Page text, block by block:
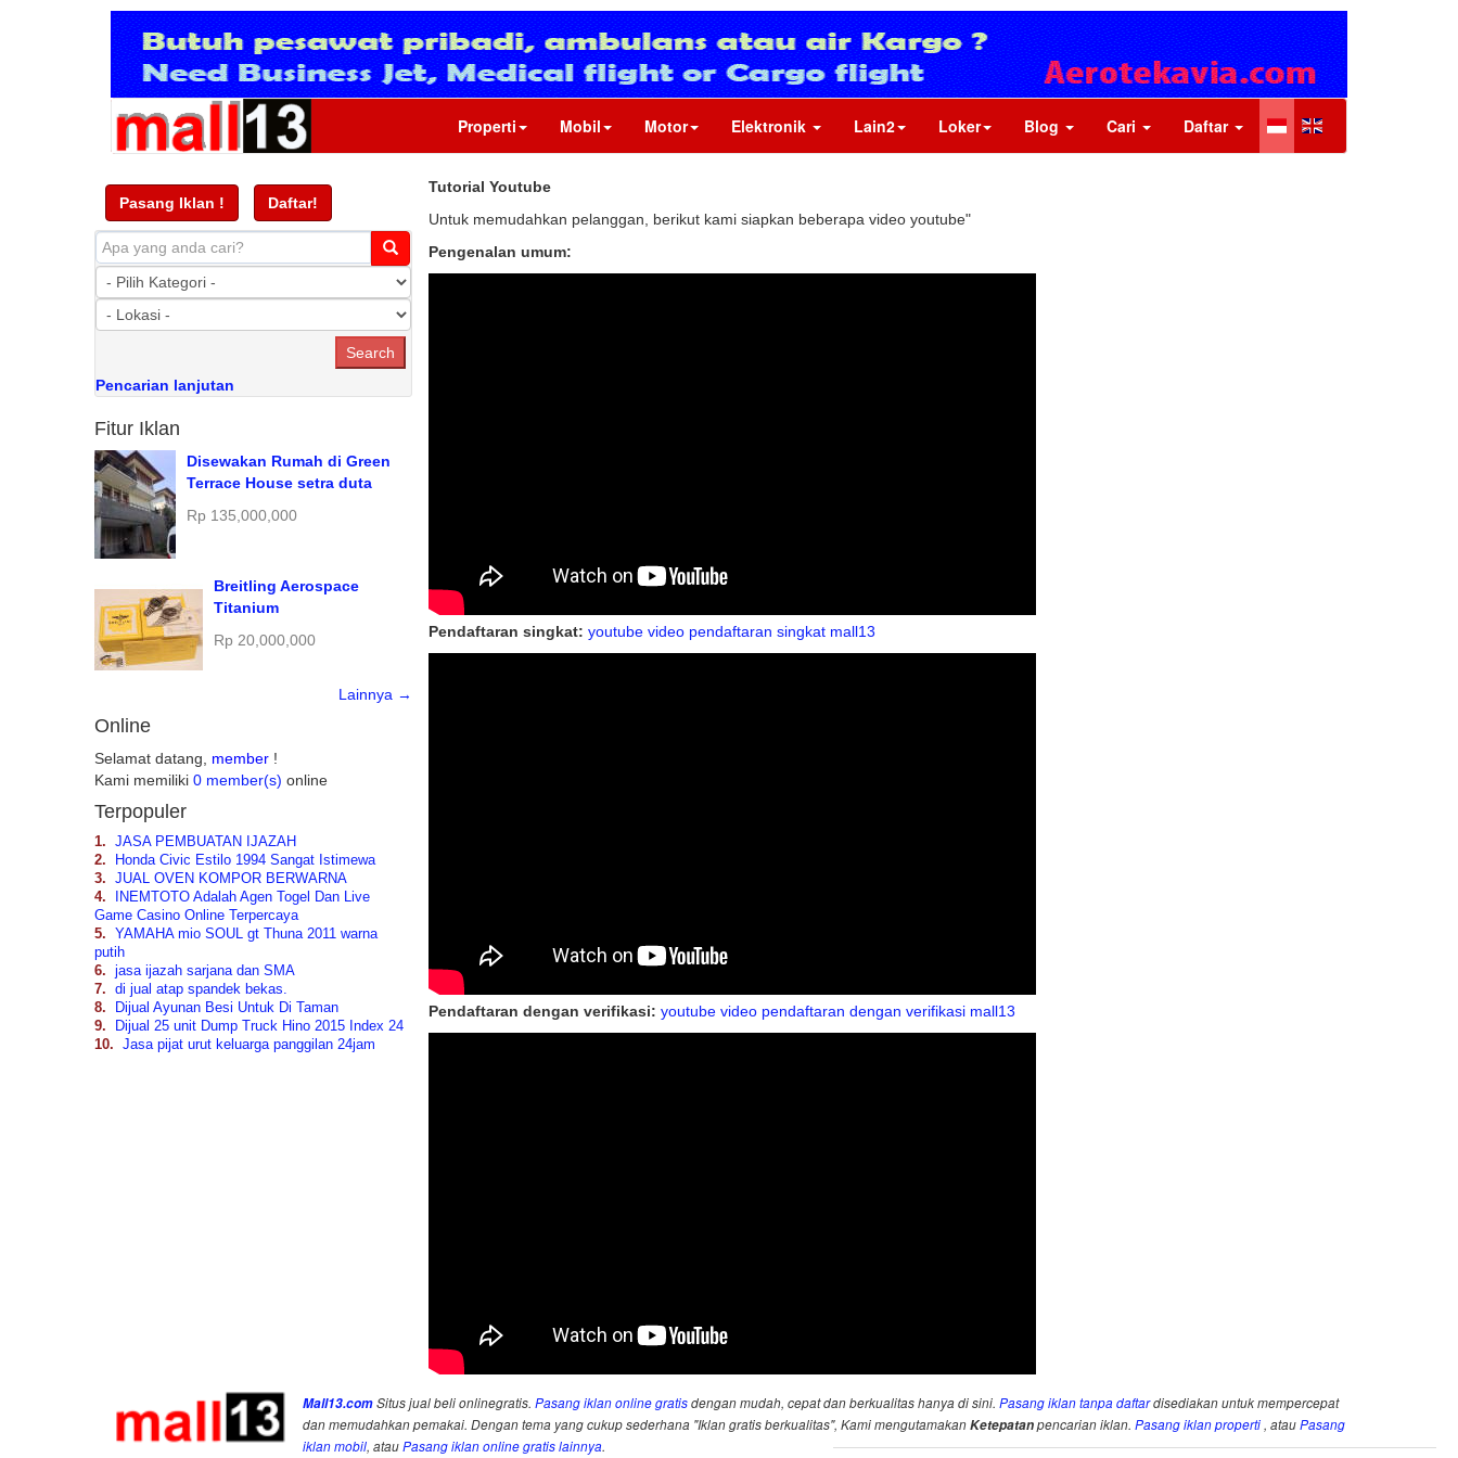
Properti Mobil Motor Elektronik Lain2 Loker Blog Cari Daftar
Pasang Iklan ! Daftar!
Pencarian lanjutan
Fitur Iklan
Disewakan Rumah di Green
Terrace House setra duta
Rp 135,000,000
Breitling Aerospace
Titanium
Rp 20,000,000
Lainnya →
Online
Selamat datang, member !
Kami memiliki 0 member(s) online
Terpopuler
1.
JASA PEMBUATAN IJAZAH
2.
Honda Civic Estilo 1994 Sangat Istimewa
3.
JUAL OVEN KOMPOR BERWARNA
4.
INEMTOTO Adalah Agen Togel Dan Live
Game Casino Online Terpercaya
5.
YAMAHA mio SOUL gt Thuna 2011 warna
putih
6.
jasa ijazah sarjana dan SMA
7.
di jual atap spandek bekas.
8.
Dijual Ayunan Besi Untuk Di Taman
9.
Dijual 25 unit Dump Truck Hino 2015 Index 24
10.
Jasa pijat urut keluarga panggilan 24jam
Tutorial Youtube
Untuk memudahkan pelanggan, berikut kami siapkan beberapa video youtube"
Pengenalan umum:
Pendaftaran singkat: youtube video pendaftaran singkat mall13
Pendaftaran dengan verifikasi: youtube video pendaftaran dengan verifikasi mall13
Mall13.comSitus jual beli onlinegratis.Pasang iklan online gratisdengan mudah, cepat dan berkualitas hanya di sini.Pasang iklan tanpa daftardisediakan untuk mempercepat
dan memudahkan pemakai. Dengan tema yang cukup sederhana "Iklan gratis berkualitas", Kami mengutamakanKetepatanpencarian iklan.Pasang iklan properti , atauPasang
iklan mobil, atauPasang iklan online gratis lainnya.